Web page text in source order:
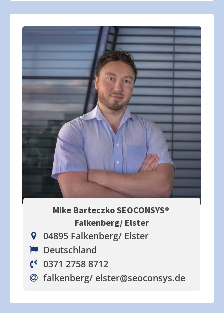
Mike Barteczko SEOCONSYS®
Falkenberg/ Elster
04895 Falkenberg/ Elster
Deutschland
0371 2758 8712
falkenberg/ elster@seoconsys.de